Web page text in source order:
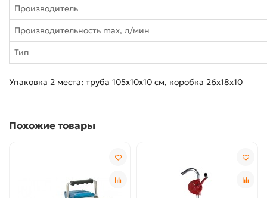
Производитель
Производительность max, л/мин
Тип
Упаковка 2 места: труба 105x10x10 см, коробка 26x18x10
Похожие товары